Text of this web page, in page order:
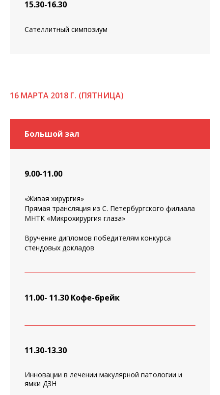
15.30-16.30
Сателлитный симпозиум
16 МАРТА 2018 Г. (ПЯТНИЦА)
Большой зал
9.00-11.00
«Живая хирургия»
Прямая трансляция из С. Петербургского филиала
МНТК «Микрохирургия глаза»
Вручение дипломов победителям конкурса
стендовых докладов
11.00- 11.30 Кофе-брейк
11.30-13.30
Инновации в лечении макулярной патологии и
ямки ДЗН